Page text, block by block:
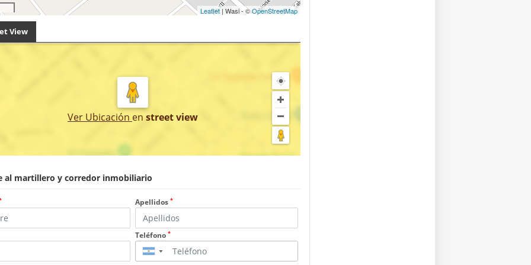
Leaflet| Wasi - ©OpenStreetMap
View
Ver Ubicación en street view
al martillero y corredor inmobiliario
Apellidos *
Teléfono *
▼